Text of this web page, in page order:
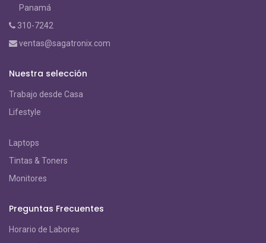
Panamá
310-7242
ventas@sagatronix.com
Nuestra selección
Trabajo desde Casa
Lifestyle
Laptops
Tintas & Toners
Monitores
Preguntas Frecuentes
Horario de Labores